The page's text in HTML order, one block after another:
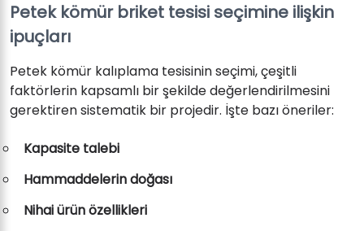
Petek kömür briket tesisi seçimine ilişkin
ipuçları
Petek kömür kalıplama tesisinin seçimi, çeşitli
faktörlerin kapsamlı bir şekilde değerlendirilmesini
gerektiren sistematik bir projedir. İşte bazı öneriler:
Kapasite talebi
Hammaddelerin doğası
Nihai ürün özellikleri